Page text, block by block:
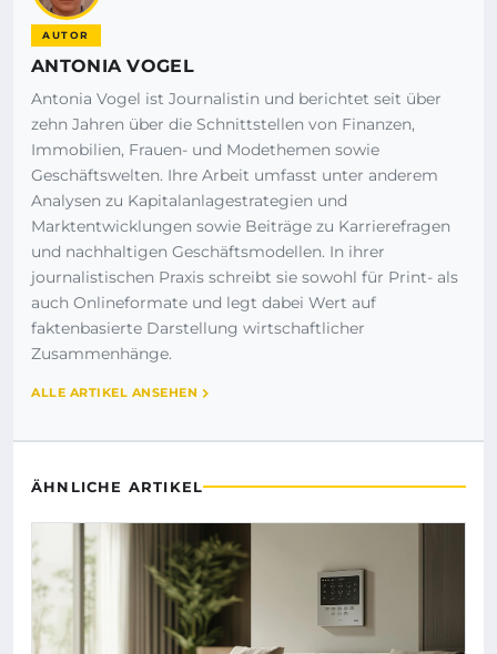
AUTOR
ANTONIA VOGEL
Antonia Vogel ist Journalistin und berichtet seit über
zehn Jahren über die Schnittstellen von Finanzen,
Immobilien, Frauen- und Modethemen sowie
Geschäftswelten. Ihre Arbeit umfasst unter anderem
Analysen zu Kapitalanlagestrategien und
Marktentwicklungen sowie Beiträge zu Karrierefragen
und nachhaltigen Geschäftsmodellen. In ihrer
journalistischen Praxis schreibt sie sowohl für Print- als
auch Onlineformate und legt dabei Wert auf
faktenbasierte Darstellung wirtschaftlicher
Zusammenhänge.
ALLE ARTIKEL ANSEHEN
ÄHNLICHE ARTIKEL